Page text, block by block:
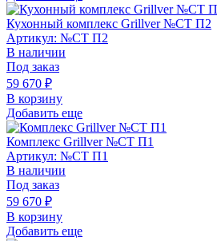
Кухонный комплекс Grillver №СТ П2
Артикул: №СТ П2
В наличии
Под заказ
59 670 ₽
В корзину
Добавить еще
Комплекс Grillver №СТ П1
Артикул: №СТ П1
В наличии
Под заказ
59 670 ₽
В корзину
Добавить еще